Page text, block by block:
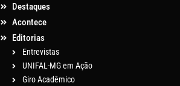
Destaques
Acontece
Editorias
Entrevistas
UNIFAL-MG em Ação
Giro Acadêmico